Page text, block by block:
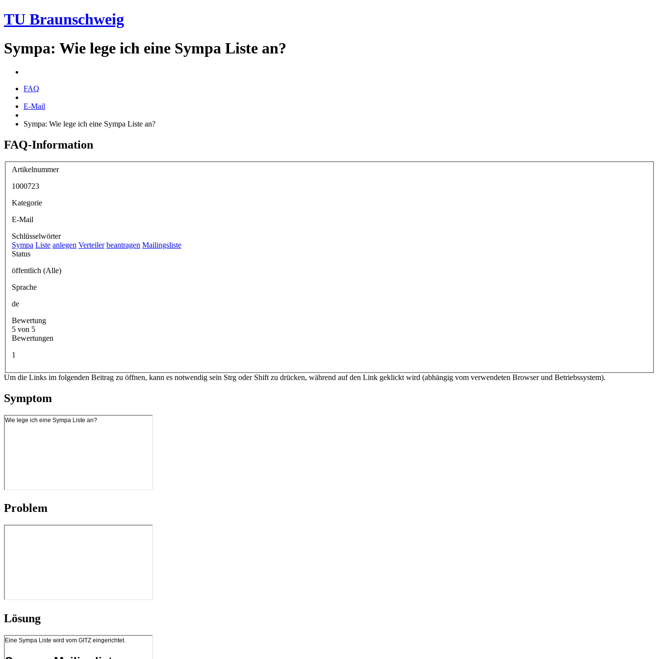
TU Braunschweig
Sympa: Wie lege ich eine Sympa Liste an?
FAQ
E-Mail
Sympa: Wie lege ich eine Sympa Liste an?
FAQ-Information
Artikelnummer
1000723
Kategorie
E-Mail
Schlüsselwörter
Sympa Liste anlegen Verteiler beantragen Mailingsliste
Status
öffentlich (Alle)
Sprache
de
Bewertung
5 von 5
Bewertungen
1
Um die Links im folgenden Beitrag zu öffnen, kann es notwendig sein Strg oder Shift zu drücken, während auf den Link geklickt wird (abhängig vom verwendeten Browser und Betriebssystem).
Symptom
Problem
Lösung